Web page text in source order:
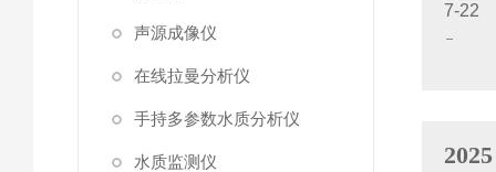
声源成像仪
在线拉曼分析仪
手持多参数水质分析仪
水质监测仪
7-22
2025